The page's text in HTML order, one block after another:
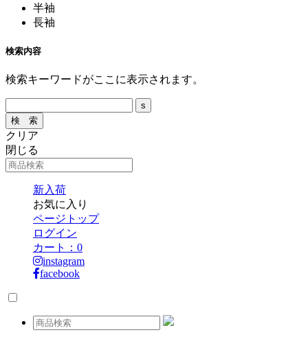
半袖
長袖
検索内容
検索キーワードがここに表示されます。
クリア
閉じる
新入荷
お気に入り
ページトップ
ログイン
カート： 0
instagram
facebook